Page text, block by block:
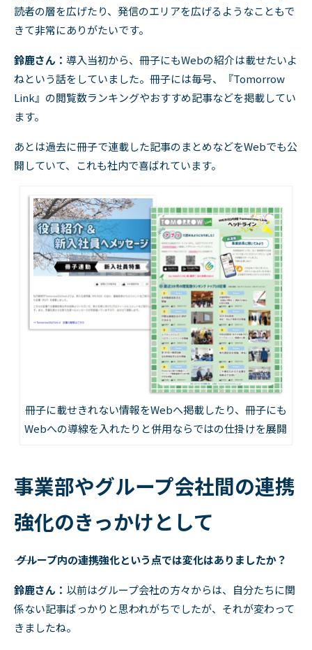
読者の層を広げたり、発信のエリアを広げるようなこともで
きて非常にありがたいです。
鈴鹿さん： 導入当初から、冊子にもWebの紹介は載せたいよ
ねという話をしていました。冊子には毎号、『Tomorrow
Link』の閲覧数ランキングやおすすめ記事などを掲載してい
ます。
あとは過去に冊子で連載した記事のまとめなどをWebでも公
開していて、これも社内で喜ばれています。
冊子に載せきれない情報をWebへ掲載したり、冊子にも
Webへの導線を入れたりと併用ならではの仕掛けを展開
事業部やグループ会社間の連携
強化のきっかけとして
―― グループ内の連携強化という点では変化はありましたか？
鈴鹿さん： 以前はグループ会社の方々からは、自分たちに関
係ない記事ばっかりと思われがちでしたが、それが変わって
きましたね。